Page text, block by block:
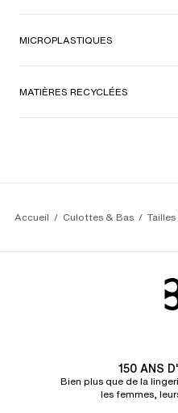
MICROPLASTIQUES
MATIÈRES RECYCLÉES
Accueil Culottes & Bas
150 ANS
Bien plus que de la
les femmes,